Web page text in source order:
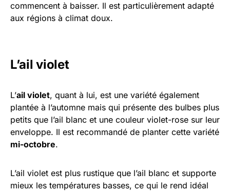
commencent à baisser. Il est particulièrement adapté
aux régions à climat doux.
L’ail violet
L’ail violet, quant à lui, est une variété également
plantée à l’automne mais qui présente des bulbes plus
petits que l’ail blanc et une couleur violet-rose sur leur
enveloppe. Il est recommandé de planter cette variété
mi-octobre.
L’ail violet est plus rustique que l’ail blanc et supporte
mieux les températures basses, ce qui le rend idéal